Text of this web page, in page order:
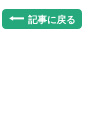
記事に戻る